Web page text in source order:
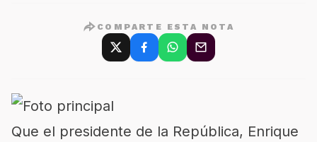
COMPARTE ESTA NOTA
Que el presidente de la República, Enrique